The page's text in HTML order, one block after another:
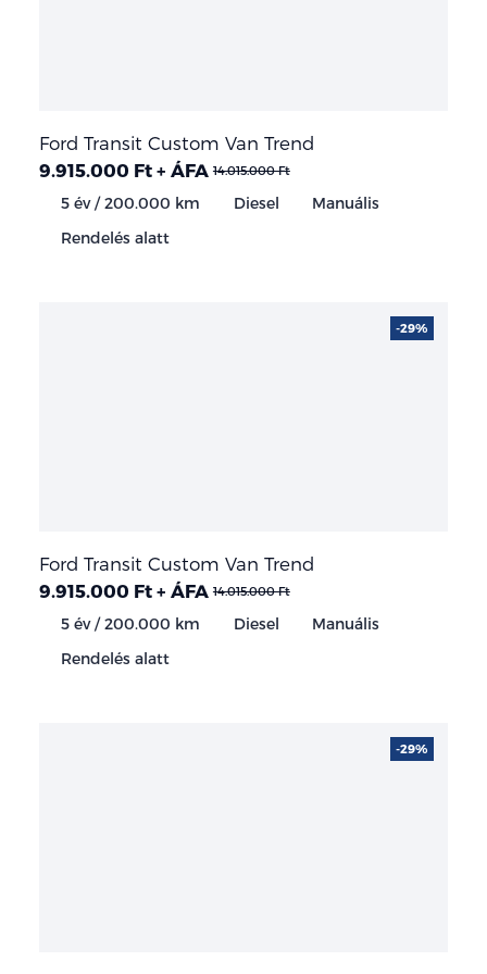
Ford Transit Custom Van Trend
9.915.000 Ft + ÁFA 14.015.000 Ft
5 év / 200.000 km Diesel
Manuális
Rendelés alatt
Ford Transit Custom Van Trend
9.915.000 Ft + ÁFA 14.015.000 Ft
5 év / 200.000 km Diesel
Manuális
Rendelés alatt
-29%
-29%